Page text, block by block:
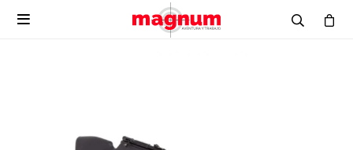
